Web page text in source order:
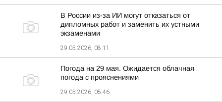
В России из-за ИИ могут отказаться от
дипломных работ и заменить их устными
экзаменами
29.05.2026, 08:11
Погода на 29 мая. Ожидается облачная
погода с прояснениями
29.05.2026, 05:46